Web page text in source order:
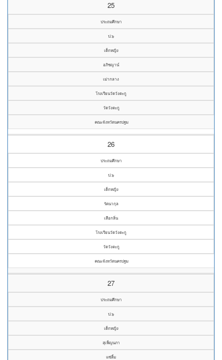
25
ประถมศึกษา
ป.๖
เด็กหญิง
อภิชญาน์
เม่ากลาง
โรงเรียนวัดวังตะกู
วัดวังตะกู
คณะจังหวัดนครปฐม
26
ประถมศึกษา
ป.๖
เด็กหญิง
รัตนากุล
เสือกลิ่น
โรงเรียนวัดวังตะกู
วัดวังตะกู
คณะจังหวัดนครปฐม
27
ประถมศึกษา
ป.๖
เด็กหญิง
สุเพ็ญนภา
แซ่ลิ้ม